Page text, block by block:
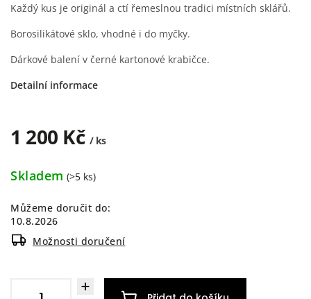
Každý kus je originál a ctí řemeslnou tradici místních sklářů.
Borosilikátové sklo, vhodné i do myčky.
Dárkové balení v černé kartonové krabičce.
Detailní informace
1 200 Kč / ks
Skladem (>5 ks)
Můžeme doručit do:
10.8.2026
Možnosti doručení